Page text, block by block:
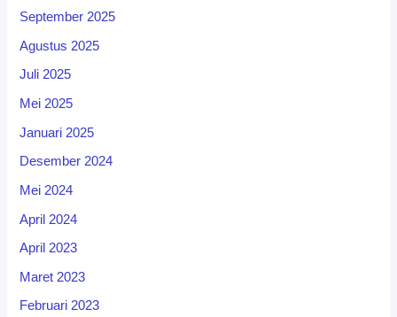
September 2025
Agustus 2025
Juli 2025
Mei 2025
Januari 2025
Desember 2024
Mei 2024
April 2024
April 2023
Maret 2023
Februari 2023